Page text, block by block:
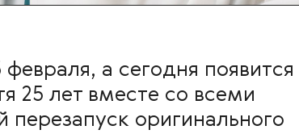
а сегодня появится
25 лет вместе со всеми
оригинального